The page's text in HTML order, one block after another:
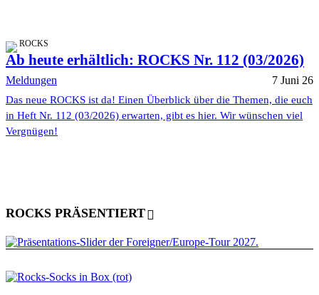
ROCKS
Ab heute erhältlich: ROCKS Nr. 112 (03/2026)
Meldungen 7 Juni 26
Das neue ROCKS ist da! Einen Überblick über die Themen, die euch
in Heft Nr. 112 (03/2026) erwarten, gibt es hier. Wir wünschen viel
Vergnügen!
ROCKS PRÄSENTIERT